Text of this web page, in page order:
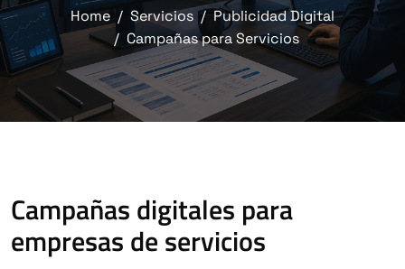
Home Servicios
Publicidad Digital
Campañas para Servicios
Campañas digitales para
empresas de servicios